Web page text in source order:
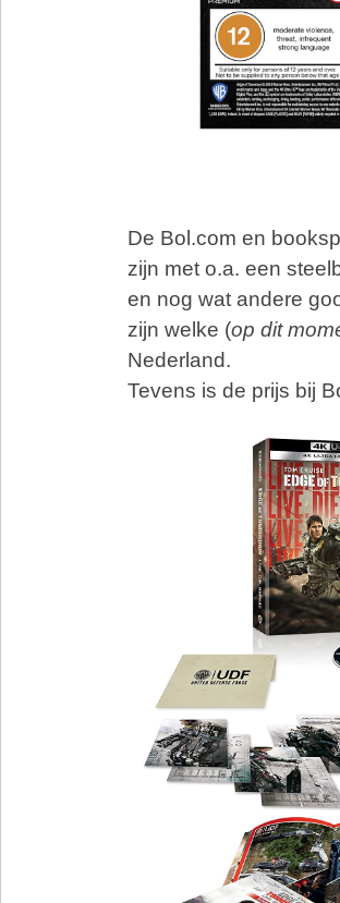
De Bol.com en
zijn met o.a. een
en nog wat andere
zijn welke (op dit
Nederland.
Tevens is de prijs bij